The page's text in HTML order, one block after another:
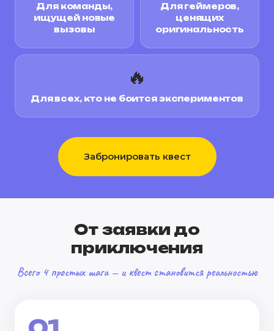
Для команды,
ищущей новые
вызовы
Для геймеров,
ценящих
оригинальность
🔥
Для всех, кто не боится экспериментов
Забронировать квест
От заявки до
приключения
Всего 4 простых шага — и квест становится реальностью